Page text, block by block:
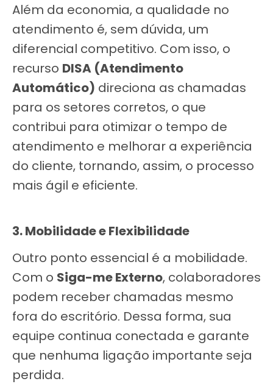
Além da economia, a qualidade no
atendimento é, sem dúvida, um
diferencial competitivo. Com isso, o
recurso DISA (Atendimento
Automático) direciona as chamadas
para os setores corretos, o que
contribui para otimizar o tempo de
atendimento e melhorar a experiência
do cliente, tornando, assim, o processo
mais ágil e eficiente.
3. Mobilidade e Flexibilidade
Outro ponto essencial é a mobilidade.
Com o Siga-me Externo, colaboradores
podem receber chamadas mesmo
fora do escritório. Dessa forma, sua
equipe continua conectada e garante
que nenhuma ligação importante seja
perdida.